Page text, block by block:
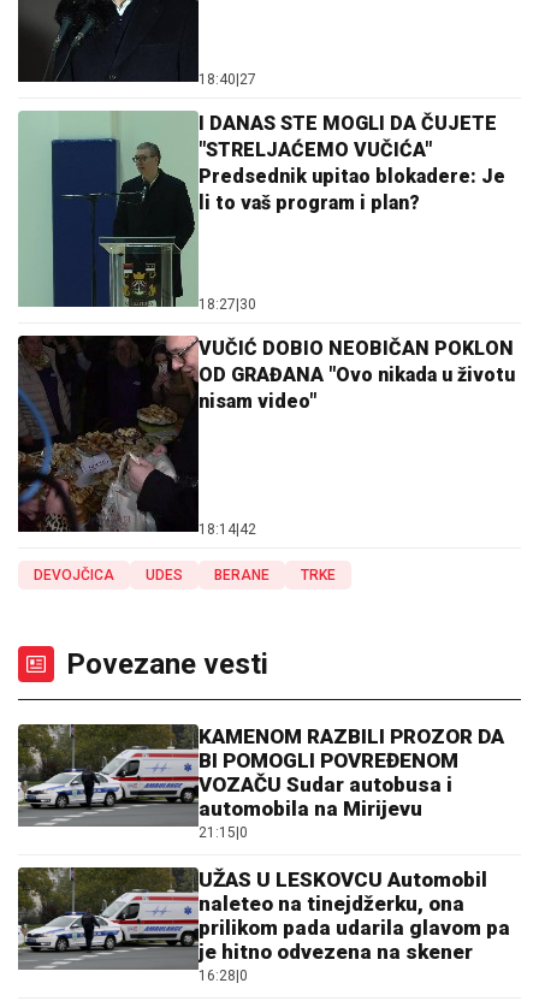
18:40 27
I DANAS STE MOGLI DA ČUJETE
"STRELJAĆEMO VUČIĆA"
Predsednik upitao blokadere: Je
li to vaš program i plan?
18:27 30
VUČIĆ DOBIO NEOBIČAN POKLON
OD GRAĐANA "Ovo nikada u životu
nisam video"
18:14 42
DEVOJČICA UDES BERANE TRKE
Povezane vesti
KAMENOM RAZBILI PROZOR DA
BI POMOGLI POVREĐENOM
VOZAČU Sudar autobusa i
automobila na Mirijevu
21:15 0
UŽAS U LESKOVCU Automobil
naleteo na tinejdžerku, ona
prilikom pada udarila glavom pa
je hitno odvezena na skener
16:28 0